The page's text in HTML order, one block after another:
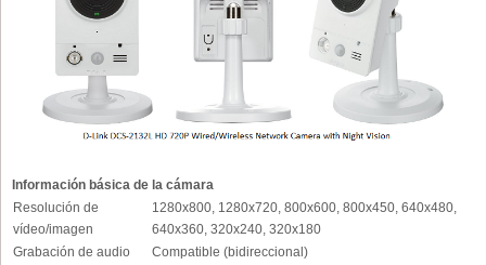
Información básica de la cámara
Resolución de
vídeo/imagen
1280x800, 1280x720, 800x600, 800x450, 640x480,
640x360, 320x240, 320x180
Grabación de audio
Compatible (bidireccional)